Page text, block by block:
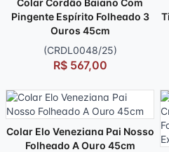
Colar Cordão Baiano Com
Pingente Espírito Folheado 3
Ouros 45cm
(CRDL0048/25)
R$ 567,00
Colar Elo Veneziana Pai Nosso
Folheado A Ouro 45cm